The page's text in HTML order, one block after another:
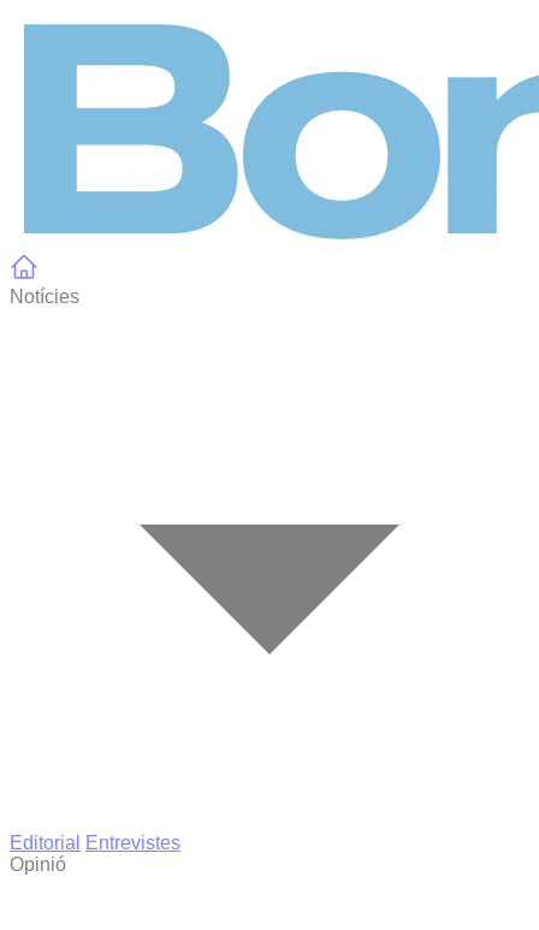
Notícies
Editorial
Entrevistes
Opinió